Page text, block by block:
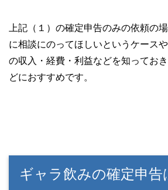
上記（１）の確定申告のみの依頼の
に相談にのってほしいというケース
の収入・経費・利益などを知ってお
どにおすすめです。
ギャラ飲みの確定申告